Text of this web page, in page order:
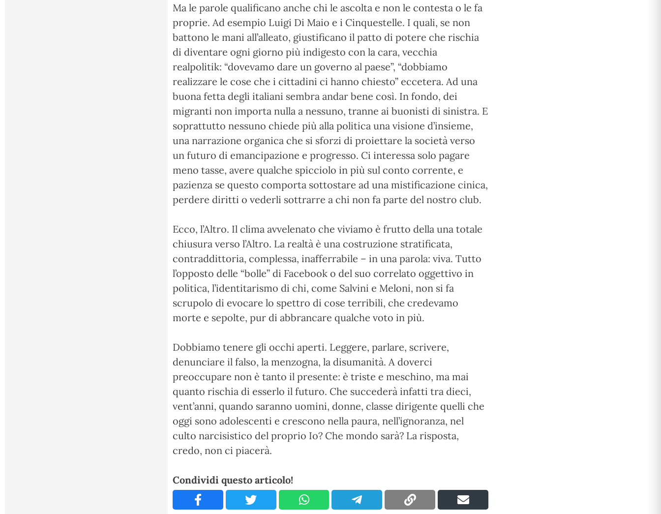
Ma le parole qualificano anche chi le ascolta e non le contesta o le fa
proprie. Ad esempio Luigi Di Maio e i Cinquestelle. I quali, se non
battono le mani all’alleato, giustificano il patto di potere che rischia
di diventare ogni giorno più indigesto con la cara, vecchia
realpolitik: “dovevamo dare un governo al paese”, “dobbiamo
realizzare le cose che i cittadini ci hanno chiesto” eccetera. Ad una
buona fetta degli italiani sembra andar bene così. In fondo, dei
migranti non importa nulla a nessuno, tranne ai buonisti di sinistra. E
soprattutto nessuno chiede più alla politica una visione d’insieme,
una narrazione organica che si sforzi di proiettare la società verso
un futuro di emancipazione e progresso. Ci interessa solo pagare
meno tasse, avere qualche spicciolo in più sul conto corrente, e
pazienza se questo comporta sottostare ad una mistificazione cinica,
perdere diritti o vederli sottrarre a chi non fa parte del nostro club.
Ecco, l’Altro. Il clima avvelenato che viviamo è frutto della una totale
chiusura verso l’Altro. La realtà è una costruzione stratificata,
contraddittoria, complessa, inafferrabile – in una parola: viva. Tutto
l’opposto delle “bolle” di Facebook o del suo correlato oggettivo in
politica, l’identitarismo di chi, come Salvini e Meloni, non si fa
scrupolo di evocare lo spettro di cose terribili, che credevamo
morte e sepolte, pur di abbrancare qualche voto in più.
Dobbiamo tenere gli occhi aperti. Leggere, parlare, scrivere,
denunciare il falso, la menzogna, la disumanità. A doverci
preoccupare non è tanto il presente: è triste e meschino, ma mai
quanto rischia di esserlo il futuro. Che succederà infatti tra dieci,
vent’anni, quando saranno uomini, donne, classe dirigente quelli che
oggi sono adolescenti e crescono nella paura, nell’ignoranza, nel
culto narcisistico del proprio Io? Che mondo sarà? La risposta,
credo, non ci piacerà.
Condividi questo articolo!